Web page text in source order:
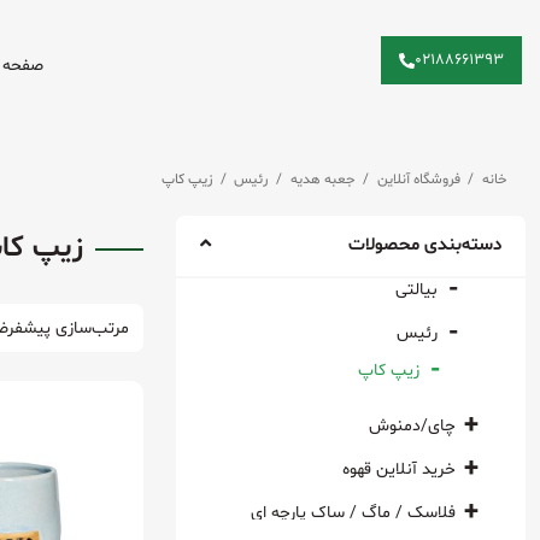
۰۲۱۸۸۶۶۱۳۹۳ صفحه
خانه / فروشگاه آنلاین / جعبه هدیه / رئیس / زیپ کاپ
زیپ دسته‌بندی محصولات
دوره آکادمی
ابزار دم آوری
ابزار یدک
استند وی سیکستی
پيمانه چوبى دست ساز
فرنچ پرس
فوم ساز
موکاپات
جعبه هدیه
بیالتی
رئیس
زیپ کاپ
چای/دمنوش
دمنوش
خرید آنلاین قهوه
هورکا (سین)
فلاسک / ماگ / ساک پارچه ای